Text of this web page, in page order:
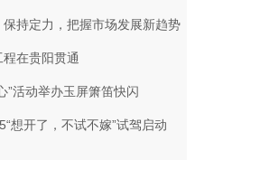
持定力，把握市场发展新趋势
在贵阳贯通
”活动举办玉屏箫笛快闪
想开了，不试不嫁”试驾启动